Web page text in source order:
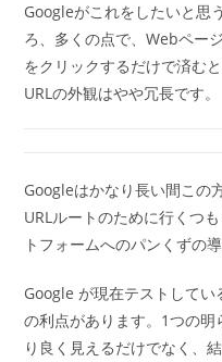
Googleがこれをしたいと思
ろ、多くの点で、Webペー
をクリックするだけで済む
URLの外観はやや冗長です。
Googleはかなり長い間この
URLルートのために行くつ
トフォームへのパンくずの導
Google が現在テストして
の利点があります。1つの明
り良く見えるだけでなく、